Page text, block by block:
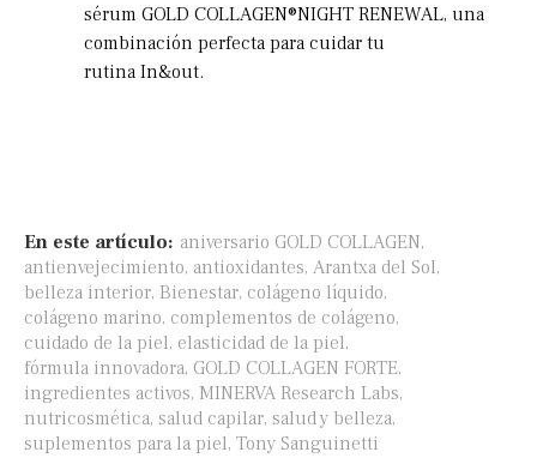
sérum GOLD COLLAGEN®NIGHT RENEWAL, una
combinación perfecta para cuidar tu
rutina In&out.
En este artículo: aniversario GOLD COLLAGEN,
antienvejecimiento, antioxidantes, Arantxa del Sol,
belleza interior, Bienestar, colágeno líquido,
colágeno marino, complementos de colágeno,
cuidado de la piel, elasticidad de la piel,
fórmula innovadora, GOLD COLLAGEN FORTE,
ingredientes activos, MINERVA Research Labs,
nutricosmética, salud capilar, salud y belleza,
suplementos para la piel, Tony Sanguinetti